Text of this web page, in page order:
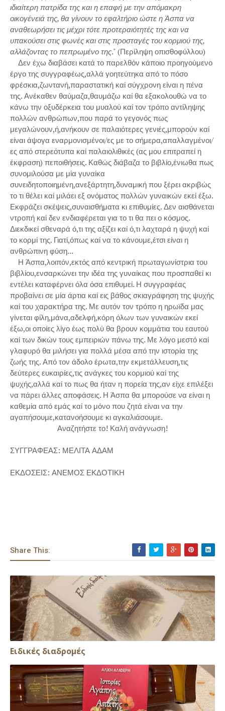
ιδιαίτερη πατρίδα της και η επαφή με την απόμακρη
οικογένειά της, θα γίνουν το εφαλτήριο ώστε η Άσπα να
αναθεωρήσει τις μέχρι τότε προτεραιότητές της και να
υπακούσει στις φωνές και στις προσταγές του κορμιού της,
αλλάζοντας το πεπρωμένο της." (Περίληψη οπισθοφύλλου)
Δεν έχω διαβάσει κατά το παρελθόν κάποιο προηγούμενο
έργο της συγγραφέως,αλλά γοητεύτηκα από το πόσο
φρέσκια,ζωντανή,παραστατική καί σύγχρονη είναι η πένα
της. Ανέκαθεν θαύμαζα,θαυμάζω καί θα εξακολουθώ να το
κάνω την οξυδέρκεια του μυαλού καί τον τρόπο αντίληψης
πολλών ανθρώπων,που παρά το γεγονός πως
μεγαλώνουν,ή,ανήκουν σε παλαιότερες γενιές,μπορούν καί
είναι άψογα εναρμονισμένοι/ες με το σήμερα,απαλλαγμένοι/
ες από στερεότυπα καί παλαιολιθικές (ας μου επιτραπεί η
έκφραση) πεποιθήσεις. Καθώς διάβαζα το βιβλίο,ένιωθα πως
συνομιλούσα με μία γυναίκα
συνειδητοποιημένη,ανεξάρτητη,δυναμική που ξέρει ακριβώς
το τι θέλει καί μιλάει εξ ονόματος πολλών γυναικών εκεί έξω.
Εκφράζει σκέψεις,συναισθήματα κι επιθυμίες. Δεν αισθάνεται
ντροπή καί δεν ενδιαφέρεται για το τι θα πει ο κόσμος.
Διεκδικεί σθεναρά ό,τι της αξίζει καί ό,τι λαχταρά η ψυχή καί
το κορμί της. Γιατί,όπως καί να το κάνουμε,έτσι είναι η
ανθρώπινη φύση...
Η Άσπα,λοιπόν,εκτός από κεντρική πρωταγωνίστρια του
βιβλίου,ενσαρκώνει την ιδέα της γυναίκας που προσπαθεί κι
εντέλει καταφέρνει όλα όσα επιθυμεί. Η συγγραφέας
προβαίνει σε μία άρτια καί εις βάθος σκιαγράφηση της ψυχής
καί του χαρακτήρα της. Με αυτόν τον τρόπο η ηρωϊδα μας
γίνεται φίλη,μάνα,αδελφή,κόρη όλων των γυναικών εκεί
έξω,οι οποίες λίγο έως πολύ θα βρουν κομμάτια του εαυτού
καί των δικών τους εμπειριών πάνω της. Με λόγο μεστό καί
γλαφυρό θα μιλήσει για πολλά μέσα από την ιστορία της
ζωής της. Από τον άδολο έρωτα,την εκμετάλλευση,τις
δεύτερες ευκαιρίες,τις ανάγκες του κορμιού καί της
ψυχής,αλλά καί το πως θα ήταν η πορεία της,αν είχε επιλέξει
να πάρει άλλες αποφάσεις. Η Άσπα θα μπορούσε να είναι η
καθεμία από εμάς καί το μόνο που ζητά είναι να την
αγαπήσουμε,κατανοήσουμε κι αγκαλιάσουμε.
Αναζητήστε το! Καλή ανάγνωση!
ΣΥΓΓΡΑΦΕΑΣ: ΜΕΛΙΤΑ ΑΔΑΜ
ΕΚΔΟΣΕΙΣ: ΑΝΕΜΟΣ ΕΚΔΟΤΙΚΗ
Share This:
Ειδικές διαδρομές